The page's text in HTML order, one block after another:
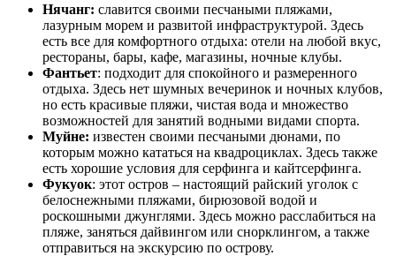
Нячанг: славится своими песчаными пляжами,
лазурным морем и развитой инфраструктурой. Здесь
есть все для комфортного отдыха: отели на любой вкус,
рестораны, бары, кафе, магазины, ночные клубы.
Фантьет: подходит для спокойного и размеренного
отдыха. Здесь нет шумных вечеринок и ночных клубов,
но есть красивые пляжи, чистая вода и множество
возможностей для занятий водными видами спорта.
Муйне: известен своими песчаными дюнами, по
которым можно кататься на квадроциклах. Здесь также
есть хорошие условия для серфинга и кайтсерфинга.
Фукуок: этот остров – настоящий райский уголок с
белоснежными пляжами, бирюзовой водой и
роскошными джунглями. Здесь можно расслабиться на
пляже, заняться дайвингом или снорклингом, а также
отправиться на экскурсию по острову.